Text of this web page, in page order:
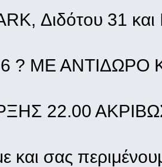
Διδότου 31 και
? ΜΕ ΑΝΤΙΔΩΡΟ
22.00
και σας